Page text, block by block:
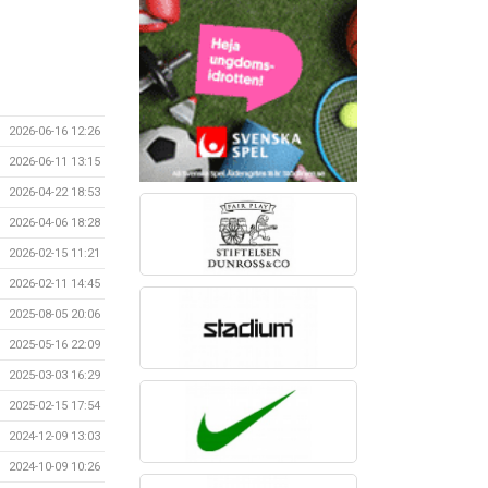
2026-06-16 12:26
2026-06-11 13:15
2026-04-22 18:53
2026-04-06 18:28
2026-02-15 11:21
2026-02-11 14:45
2025-08-05 20:06
2025-05-16 22:09
2025-03-03 16:29
2025-02-15 17:54
2024-12-09 13:03
2024-10-09 10:26